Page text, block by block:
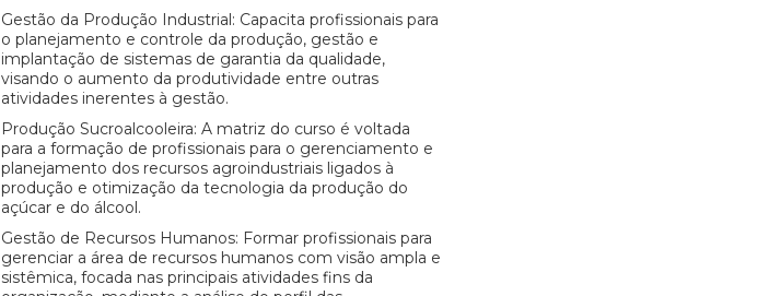
Gestão da Produção Industrial: Capacita profissionais para
o planejamento e controle da produção, gestão e
implantação de sistemas de garantia da qualidade,
visando o aumento da produtividade entre outras
atividades inerentes à gestão.
Produção Sucroalcooleira: A matriz do curso é voltada
para a formação de profissionais para o gerenciamento e
planejamento dos recursos agroindustriais ligados à
produção e otimização da tecnologia da produção do
açúcar e do álcool.
Gestão de Recursos Humanos: Formar profissionais para
gerenciar a área de recursos humanos com visão ampla e
sistêmica, focada nas principais atividades fins da